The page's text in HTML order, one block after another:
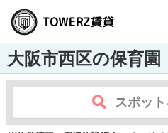
大阪市西区の保育園
スポッ